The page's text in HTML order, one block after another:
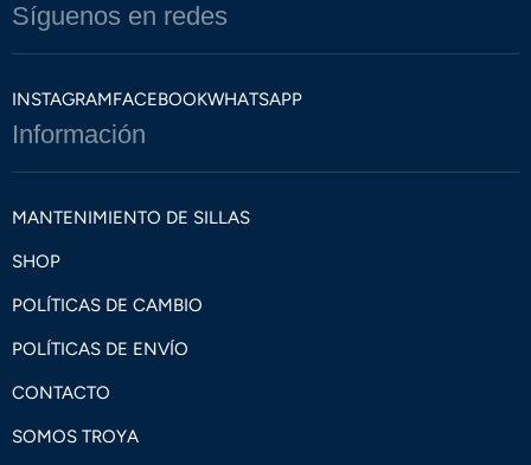
Síguenos en redes
INSTAGRAMFACEBOOKWHATSAPP
Información
MANTENIMIENTO DE SILLAS
SHOP
POLÍTICAS DE CAMBIO
POLÍTICAS DE ENVÍO
CONTACTO
SOMOS TROYA